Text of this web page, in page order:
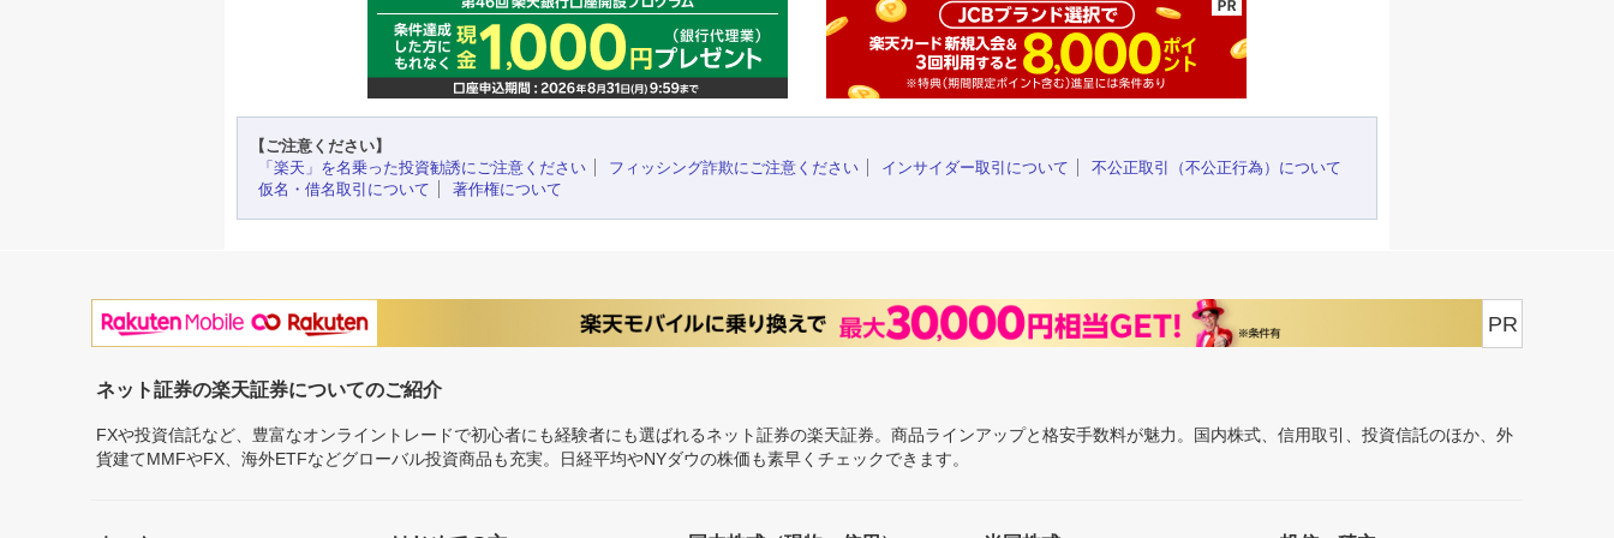
【ご注意ください】
「楽天」を名乗った投資勧誘にご注意ください
フィッシング詐欺にご注意ください インサイダー取引について
不公正取引（不公正行為）について
仮名・借名取引について
著作権について
PR
ネット証券の楽天証券についてのご紹介
FXや投資信託など、豊富なオンライントレードで初心者にも経験者にも選ばれるネット証券の楽天証券。商品ラインアップと格安手数料が魅力。国内株式、信用取引、投資信託のほか、外
貨建てMMFやFX、海外ETFなどグローバル投資商品も充実。日経平均やNYダウの株価も素早くチェックできます。